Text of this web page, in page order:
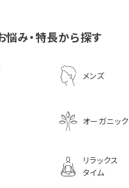
悩み・特長から探す
メンズ
オーガニック
リラックス
タイム